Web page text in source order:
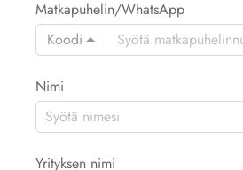
Matkapuhelin/WhatsApp
Koodi
Nimi
Yrityksen nimi